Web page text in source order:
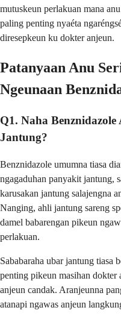
mutuskeun perlakuan mana
paling penting nyaéta
diresepkeun ku dokter anjeun.
Patanyaan Anu
Ngeunaan
Q1. Naha
Jantung?
Benznidazole umumna tiasa
ngagaduhan panyakit jantung,
karusakan jantung salajengna
Nanging, ahli jantung sareng
damel babarengan pikeun
perlakuan.
Sababaraha ubar jantung tiasa
penting pikeun masihan dokter
anjeun candak. Aranjeunna
atanapi ngawas anjeun